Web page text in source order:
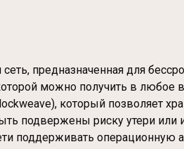
предназначенная для
можно получить в любое
который позволяет
подвержены риску утери или
поддерживать операционную